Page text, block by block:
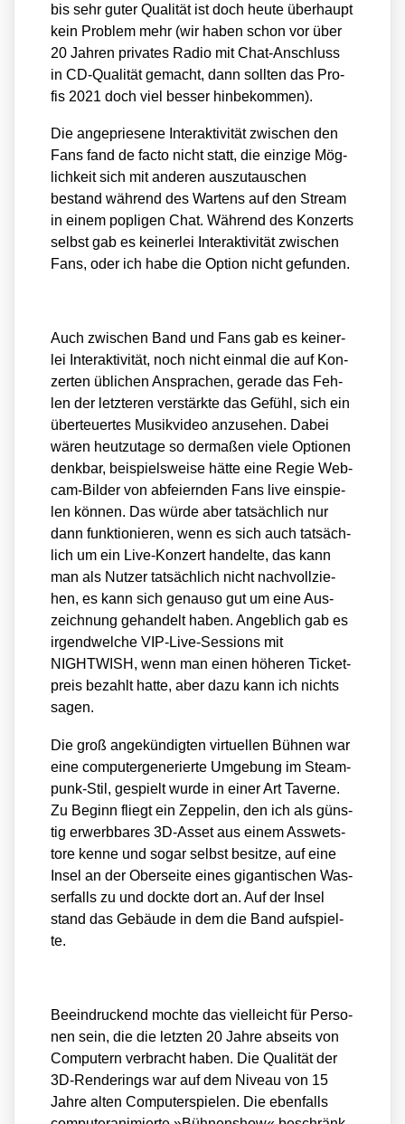
bis sehr guter Qua­li­tät ist doch heu­te über­haupt
kein Pro­blem mehr (wir haben schon vor über
20 Jah­ren pri­va­tes Radio mit Chat-Anschluss
in CD-Qua­li­tät gemacht, dann soll­ten das Pro­
fis 2021 doch viel bes­ser hin­be­kom­men).
Die ange­prie­se­ne Inter­ak­ti­vi­tät zwi­schen den
Fans fand de fac­to nicht statt, die ein­zi­ge Mög­
lich­keit sich mit ande­ren aus­zu­tau­schen
bestand wäh­rend des War­tens auf den Stream
in einem pop­li­gen Chat. Wäh­rend des Kon­zerts
selbst gab es kei­ner­lei Inter­ak­ti­vi­tät zwi­schen
Fans, oder ich habe die Opti­on nicht gefun­den.
Auch zwi­schen Band und Fans gab es kei­ner­
lei Inter­ak­ti­vi­tät, noch nicht ein­mal die auf Kon­
zer­ten übli­chen Anspra­chen, gera­de das Feh­
len der letz­te­ren ver­stärk­te das Gefühl, sich ein
über­teu­er­tes Musik­vi­deo anzu­se­hen. Dabei
wären heut­zu­ta­ge so der­ma­ßen vie­le Optio­nen
denk­bar, bei­spiels­wei­se hät­te eine Regie Web­
cam-Bil­der von abfei­ern­den Fans live ein­spie­
len kön­nen. Das wür­de aber tat­säch­lich nur
dann funk­tio­nie­ren, wenn es sich auch tat­säch­
lich um ein Live-Kon­zert han­del­te, das kann
man als Nut­zer tat­säch­lich nicht nach­voll­zie­
hen, es kann sich genau­so gut um eine Aus­
zeich­nung gehan­delt haben. Angeb­lich gab es
irgend­wel­che VIP-Live-Ses­si­ons mit
NIGHTWISH, wenn man einen höhe­ren Ticket­
preis bezahlt hat­te, aber dazu kann ich nichts
sagen.
Die groß ange­kün­dig­ten vir­tu­el­len Büh­nen war
eine com­pu­ter­ge­nerier­te Umge­bung im Steam­
punk-Stil, gespielt wur­de in einer Art Taver­ne.
Zu Beginn fliegt ein Zep­pe­lin, den ich als güns­
tig erwerb­ba­res 3D-Asset aus einem Ass­wets­
to­re ken­ne und sogar selbst besit­ze, auf eine
Insel an der Ober­sei­te eines gigan­ti­schen Was­
ser­falls zu und dock­te dort an. Auf der Insel
stand das Gebäu­de in dem die Band auf­spiel­
te.
Beein­dru­ckend moch­te das viel­leicht für Per­so­
nen sein, die die letz­ten 20 Jah­re abseits von
Com­pu­tern ver­bracht haben. Die Qua­li­tät der
3D-Ren­de­rings war auf dem Niveau von 15
Jah­re alten Com­pu­ter­spie­len. Die eben­falls